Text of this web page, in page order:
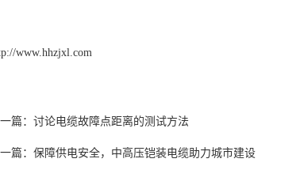
www.hhzjxl.com
一篇： 讨论电缆故障点距离的测试方法
一篇： 保障供电安全，中高压铠装电缆助力城市建设